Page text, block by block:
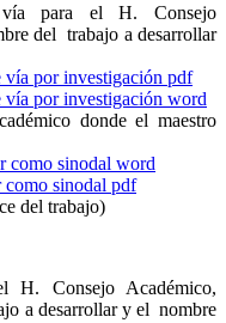
para el H. Consejo
del trabajo a desarrollar
vía por investigación pdf
por investigación word
donde el maestro
como sinodal word
como sinodal pdf
del trabajo)
H. Consejo Académico,
a desarrollar y el nombre